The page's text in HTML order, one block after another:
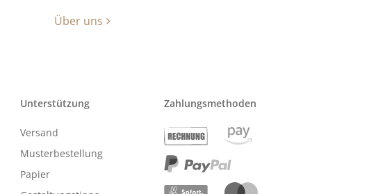
Über uns
Unterstützung
Versand
Musterbestellung
Papier
Zahlungsmethoden